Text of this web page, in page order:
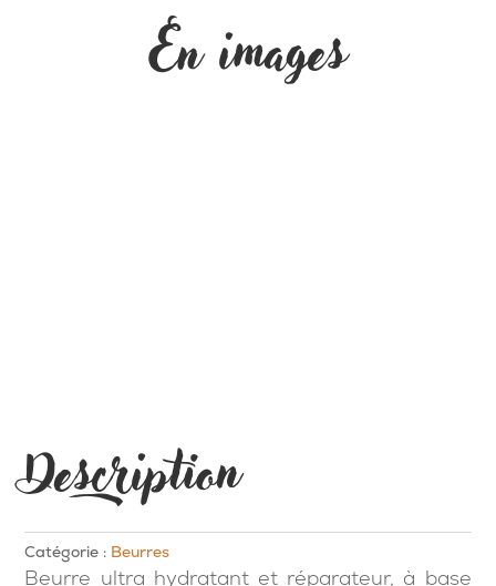
En images
Description
Catégorie : Beurres
Beurre ultra hydratant et réparateur, à base